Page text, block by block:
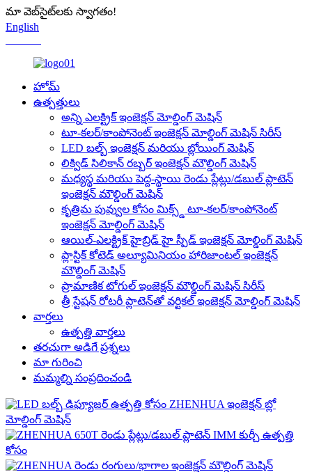
మా వెబ్‌సైట్‌లకు స్వాగతం!
English
హోమ్
ఉత్పత్తులు
అన్ని ఎలక్ట్రిక్ ఇంజెక్షన్ మోల్డింగ్ మెషిన్
టూ-కలర్/కాంపోనెంట్ ఇంజెక్షన్ మోల్డింగ్ మెషిన్ సిరీస్
LED బల్బ్ ఇంజెక్షన్ మరియు బ్లోయింగ్ మెషిన్
లిక్విడ్ సిలికాన్ రబ్బర్ ఇంజెక్షన్ మౌల్డింగ్ మెషిన్
మధ్యస్థ మరియు పెద్ద-స్థాయి రెండు ప్లేట్లు/డబుల్ ప్లాటెన్
ఇంజెక్షన్ మౌల్డింగ్ మెషిన్
కృత్రిమ పువ్వుల కోసం మిక్స్డ్ టూ-కలర్/కాంపోనెంట్
ఇంజెక్షన్ మోల్డింగ్ మెషిన్
ఆయిల్-ఎలక్ట్రిక్ హైబ్రిడ్ హై స్పీడ్ ఇంజెక్షన్ మోల్డింగ్ మెషిన్
ప్లాస్టిక్ కోటెడ్ అల్యూమినియం హారిజాంటల్ ఇంజెక్షన్
మౌల్డింగ్ మెషిన్
ప్రామాణిక టోగుల్ ఇంజెక్షన్ మౌల్డింగ్ మెషిన్ సిరీస్
త్రీ స్టేషన్ రోటరీ ప్లాటెన్‌తో వర్టికల్ ఇంజెక్షన్ మోల్డింగ్ మెషిన్
వార్తలు
ఉత్పత్తి వార్తలు
తరచుగా అడిగే ప్రశ్నలు
మా గురించి
మమ్మల్ని సంప్రదించండి